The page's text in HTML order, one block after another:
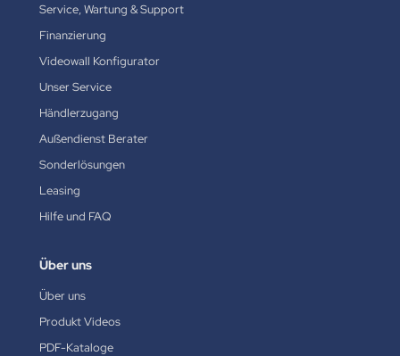
Service, Wartung & Support
Finanzierung
Videowall Konfigurator
Unser Service
Händlerzugang
Außendienst Berater
Sonderlösungen
Leasing
Hilfe und FAQ
Über uns
Über uns
Produkt Videos
PDF-Kataloge